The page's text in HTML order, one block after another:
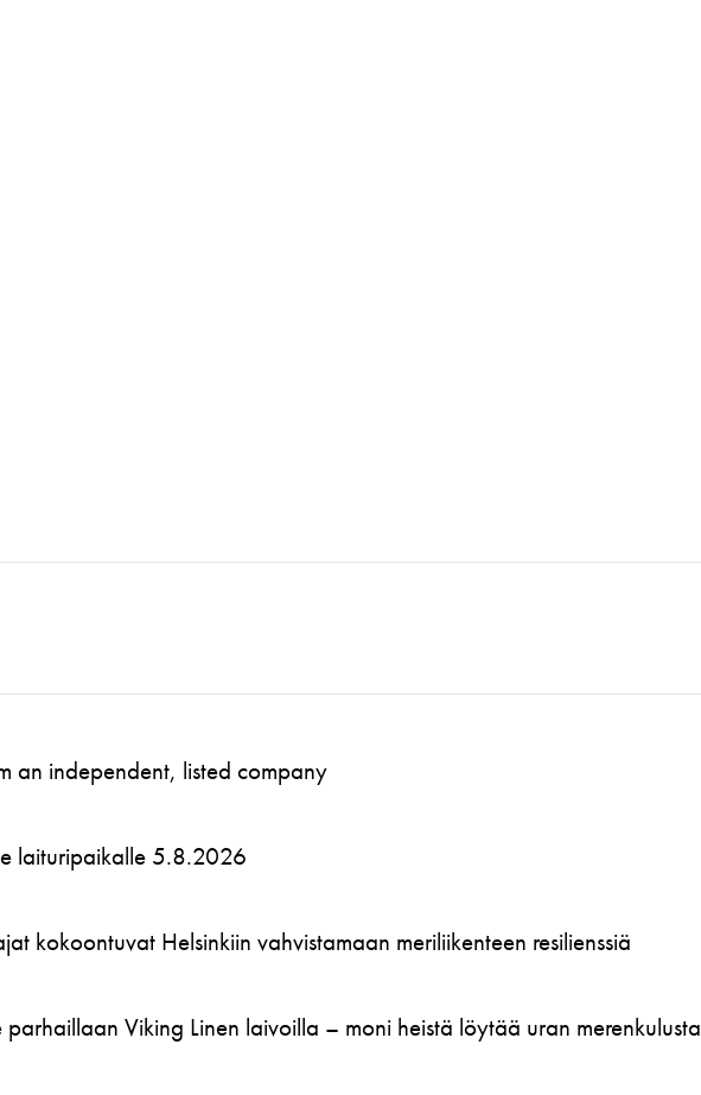
an independent, listed company
laituripaikalle 5.8.2026
kokoontuvat Helsinkiin vahvistamaan meriliikenteen resilienssiä
Viking Linen laivoilla – moni heistä löytää uran merenkulusta